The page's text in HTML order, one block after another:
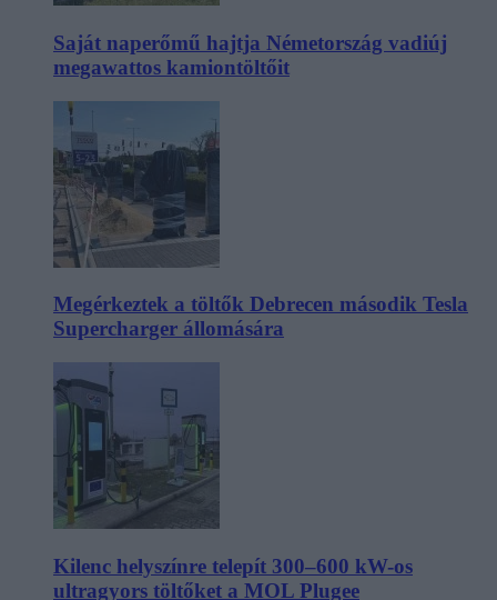
Saját naperőmű hajtja Németország vadiúj
megawattos kamiontöltőit
Megérkeztek a töltők Debrecen második Tesla
Supercharger állomására
Kilenc helyszínre telepít 300–600 kW-os
ultragyors töltőket a MOL Plugee